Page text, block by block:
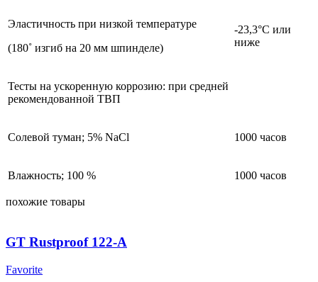
Эластичность при низкой температуре
(180˚ изгиб на 20 мм шпинделе)
-23,3°С или
ниже
Тесты на ускоренную коррозию: при средней
рекомендованной ТВП
Солевой туман; 5% NaCl 1000 часов
Влажность; 100 % 1000 часов
похожие товары
GT Rustproof 122-A
Favorite